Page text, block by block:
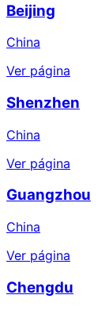
Beijing
China
Ver página
Shenzhen
China
Ver página
Guangzhou
China
Ver página
Chengdu